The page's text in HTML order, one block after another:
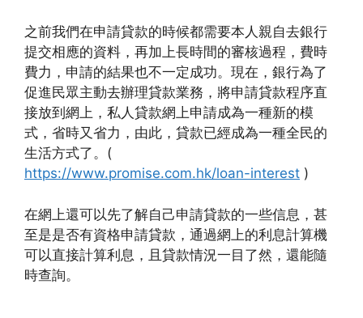
之前我們在申請貸款的時候都需要本人親自去銀行
提交相應的資料，再加上長時間的審核過程，費時
費力，申請的結果也不一定成功。現在，銀行為了
促進民眾主動去辦理貸款業務，將申請貸款程序直
接放到網上，私人貸款網上申請成為一種新的模
式，省時又省力，由此，貸款已經成為一種全民的
生活方式了。(
https://www.promise.com.hk/loan-interest )
在網上還可以先了解自己申請貸款的一些信息，甚
至是是否有資格申請貸款，通過網上的利息計算機
可以直接計算利息，且貸款情況一目了然，還能隨
時查詢。